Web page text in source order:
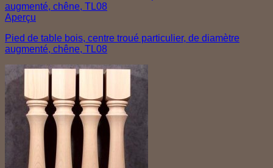
Aperçu
Pied de table bois, centre troué particulier, de diamètre
augmenté, chêne, TL08